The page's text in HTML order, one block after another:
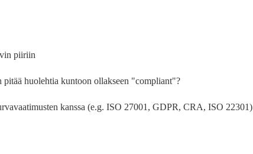
piiriin
huolehtia kuntoon ollakseen "compliant"?
kanssa (e.g. ISO 27001, GDPR, CRA, ISO 22301)